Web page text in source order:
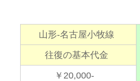
山形-名古屋小牧線
往復の基本代金
￥20,000-